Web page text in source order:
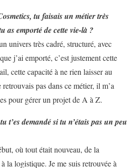
tu faisais un métier très
as emporté de cette vie-là ?
univers très cadré, structuré, avec
j’ai emporté, c’est justement cette
cette capacité à ne rien laisser au
pas dans ce métier, il m’a
pour gérer un projet de A à Z.
t’es demandé si tu n’étais pas un peu
où tout était nouveau, de la
la logistique. Je me suis retrouvée à